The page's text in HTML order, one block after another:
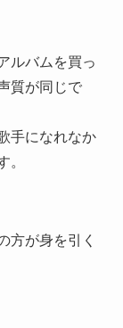
ルバムを買っ
質が同じで
手になれなか
。
方が身を引く